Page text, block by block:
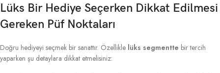
Lüks Bir Hediye Seçerken Dikkat Edilmesi
Gereken Püf Noktaları
Doğru hediyeyi seçmek bir sanattır. Özellikle lüks segmentte bir tercih
yaparken şu detaylara dikkat etmelisiniz: